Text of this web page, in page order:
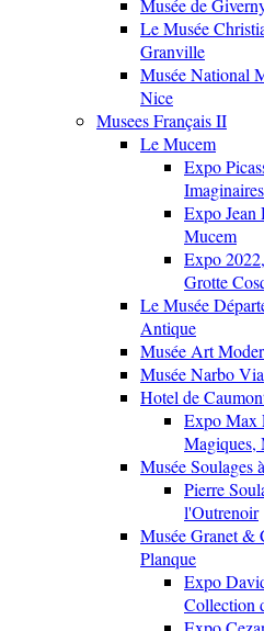
Musée de
Le Musée
Granville
Musée National
Nice
Musees Français II
Le Mucem
Expo
Imaginaires
Expo Jean
Mucem
Expo
Grotte
Le Musée
Antique
Musée Art
Musée Narbo Via
Hotel de
Expo Max
Magiques,
Musée Soulages
Pierre
l'Outrenoir
Musée Granet &
Planque
Expo
Collection